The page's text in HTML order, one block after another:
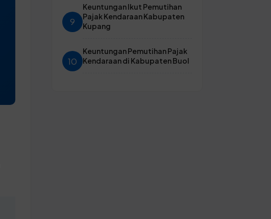
9
Keuntungan Ikut Pemutihan
Pajak Kendaraan Kabupaten
Kupang
10
Keuntungan Pemutihan Pajak
Kendaraan di Kabupaten Buol